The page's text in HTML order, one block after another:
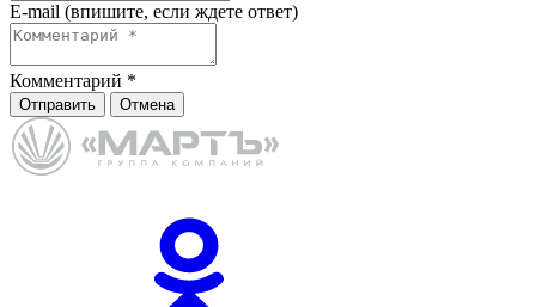
E-mail (впишите, если ждете ответ)
Комментарий *
Отправить Отмена